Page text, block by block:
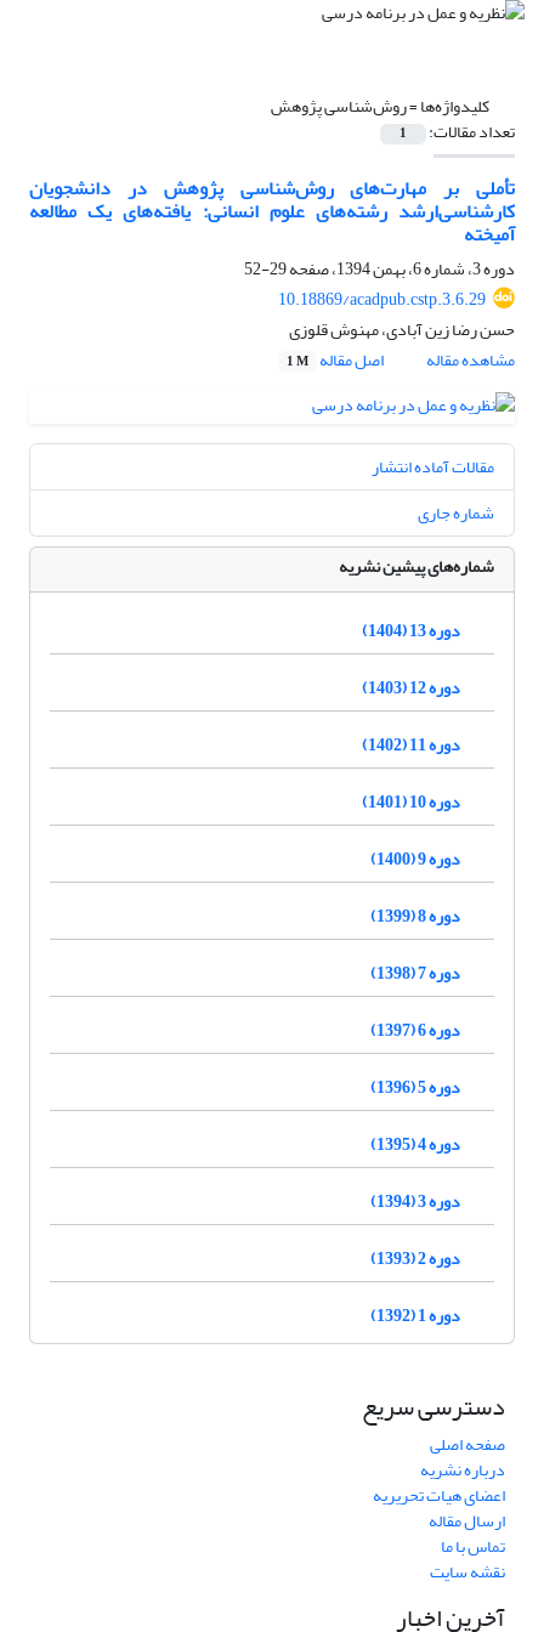
کلیدواژه‌ها =روش‌شناسی پژوهش
تعداد مقالات: 1
تأملی بر مهارت‌های روش‌شناسی پژوهش در دانشجویان
کارشناسی‌ارشد رشته‌های علوم انسانی: یافته‌های یک مطالعه
آمیخته
دوره 3، شماره 6، بهمن 1394، صفحه
29-52
‎10.18869/acadpub.cstp.3.6.29
حسن رضا زین آبادی، مهنوش قلوزی
مشاهده مقاله
اصل مقاله 1 M
مقالات آماده انتشار
شماره جاری
شماره‌های پیشین نشریه
دوره 13 (1404)
دوره 12 (1403)
دوره 11 (1402)
دوره 10 (1401)
دوره 9 (1400)
دوره 8 (1399)
دوره 7 (1398)
دوره 6 (1397)
دوره 5 (1396)
دوره 4 (1395)
دوره 3 (1394)
دوره 2 (1393)
دوره 1 (1392)
دسترسی سریع
صفحه اصلی
درباره نشریه
اعضای هیات تحریریه
ارسال مقاله
تماس با ما
نقشه سایت
آخرین اخبار